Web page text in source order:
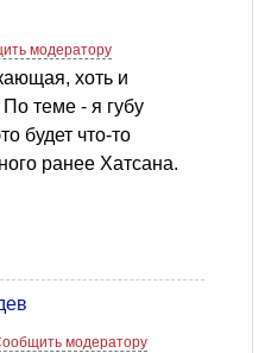
модератору
хоть и
теме - я губу
будет что-то
ранее Хатсана.
модератору